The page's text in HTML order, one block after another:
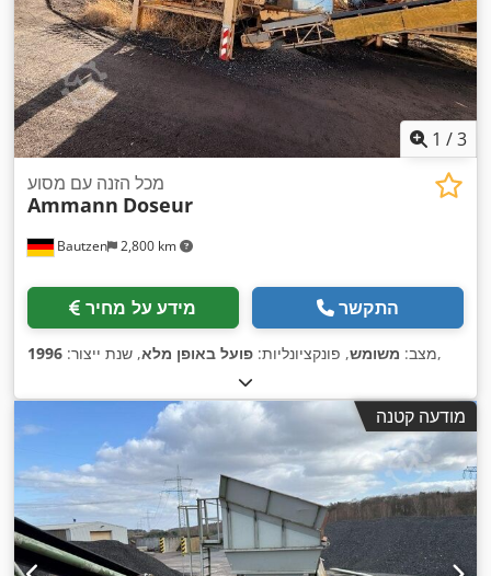
1 /3
Bautzen 2,800 km
מכל הזנה עם מסוע
Ammann Doseur
מידע על מחיר התקשר
מצב: משומש, פונקציונליות: פועל באופן מלא, שנת ייצור: 1996 ,
מודעה קטנה